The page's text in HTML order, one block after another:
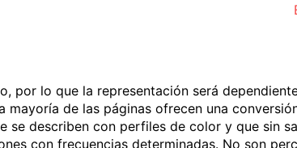
por lo que la representación será
mayoría de las páginas ofrecen una
se describen con perfiles de color y que sin
con frecuencias determinadas. No son